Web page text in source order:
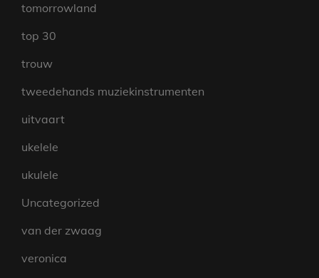
tomorrowland
top 30
trouw
tweedehands muziekinstrumenten
uitvaart
ukelele
ukulele
Uncategorized
van der zwaag
veronica